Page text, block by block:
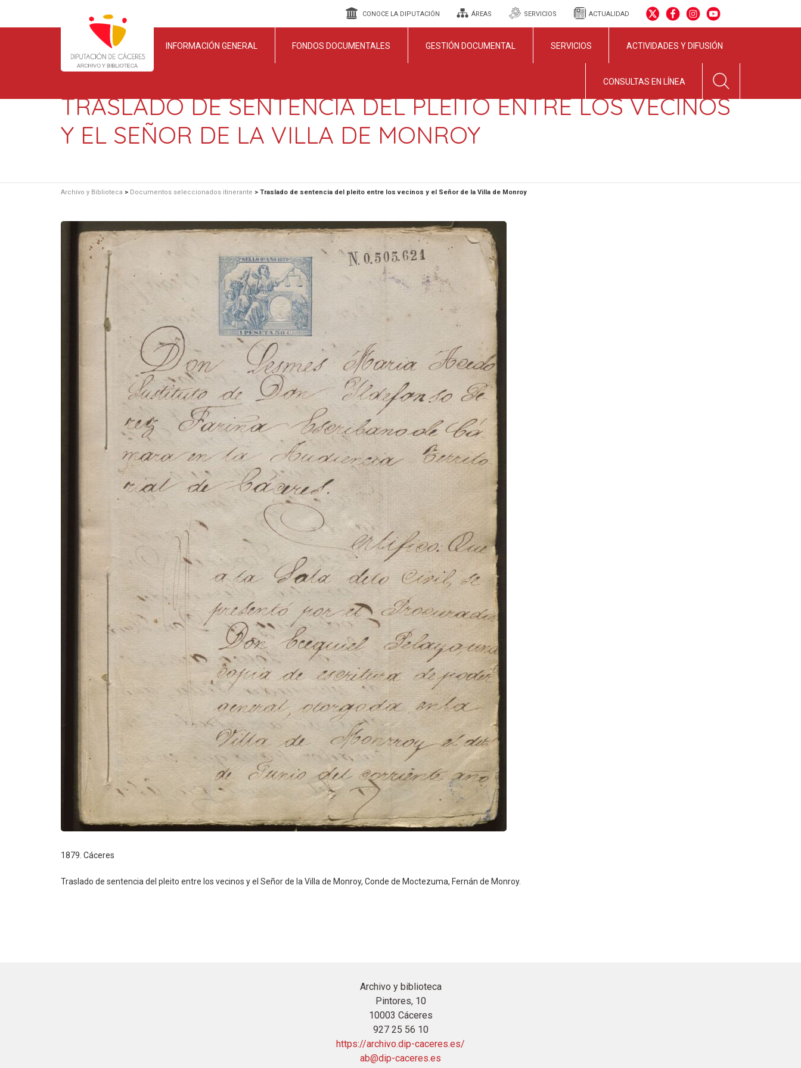
CONOCE LA DIPUTACIÓN ÁREAS SERVICIOS ACTUALIDAD
INFORMACIÓN GENERAL FONDOS DOCUMENTALES GESTIÓN DOCUMENTAL SERVICIOS ACTIVIDADES Y DIFUSIÓN
CONSULTAS EN LÍNEA
TRASLADO DE SENTENCIA DEL PLEITO ENTRE LOS VECINOS
Y EL SEÑOR DE LA VILLA DE MONROY
Archivo y Biblioteca > Documentos seleccionados itinerante > Traslado de sentencia del pleito entre los vecinos y el Señor de la Villa de Monroy
1879. Cáceres
Traslado de sentencia del pleito entre los vecinos y el Señor de la Villa de Monroy, Conde de Moctezuma, Fernán de Monroy.
Archivo y biblioteca
Pintores, 10
10003 Cáceres
927 25 56 10
https://archivo.dip-caceres.es/
ab@dip-caceres.es